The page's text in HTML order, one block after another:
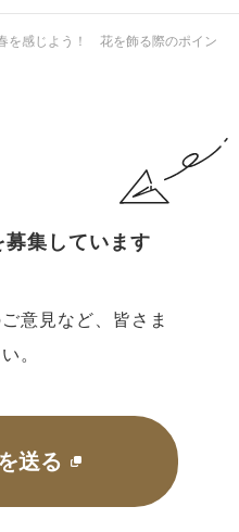
を感じよう！ 花を飾る際のポイン
集しています
意見など、皆さま
。
送る